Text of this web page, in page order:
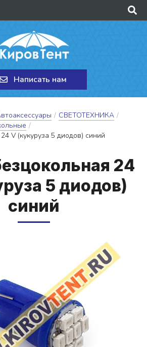
Написать нам
/ СВЕТОТЕХНИКА /
/
V (кукуруза 5 диодов) синий
24
5 ди­о­дов)
си­ний